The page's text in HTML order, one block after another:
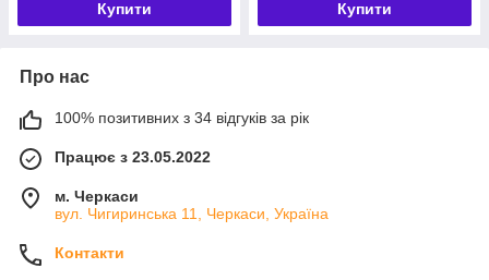
Купити Купити
Про нас
100% позитивних з 34 відгуків за рік
Працює з 23.05.2022
м. Черкаси
вул. Чигиринська 11, Черкаси, Україна
Контакти